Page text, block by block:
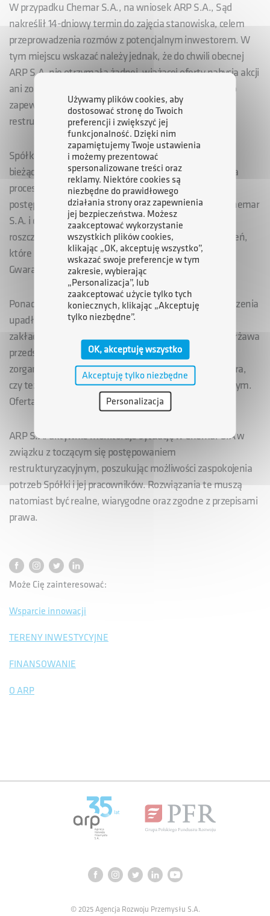
W przypadku Chemar S.A., na wniosek ARP S.A., Sąd
nakreślił 14-dniowy termin do zajęcia stanowiska, celem
przeprowadzenia rozmów z potencjalnym inwestorem. W
tym miejscu wskazać należy jednak, że do chwili obecnej
ARP S.A. nie otrzymała żadnej, wiążącej oferty nabycia akcji
ani zobowiązania żadnego potencjalnego inwestora do
zapewnienia spółce Chemar S.A. finansowania jej
restrukturyzacji.
Spółka sama nie posiada środków na pokrycie swojej
bieżącej działalności, niezbędnych dla przeprowadzenia
procesu restrukturyzacji. W tej sytuacji ewentualne
postępowanie sanacyjne mogłoby zubożyć majątek Chemar
S.A. i doprowadzić do braku możliwości zaspokojenia
roszczeń pracowniczych z tytułu zaległych wynagrodzeń,
które mają szansę być pokryte z Funduszu
Gwarantowanych Świadczeń Pracowniczych.
Ponadto należy pamiętać, że nawet w wariancie ogłoszenia
upadłości Spółki, nadal możliwe są różne scenariusze
zakładające jej dalsze funkcjonowanie, w tym np. dzierżawa
przedsiębiorstwa z prawem jego pierwokupu, przejęcie
zorganizowanej części przedsiębiorstwa przez inwestora,
czy też zawarcie układu w postępowaniu upadłościowym.
Oferta taka powinna zostać złożona do Syndyka.
ARP S.A. aktywnie monitoruje sytuację w Chemar S.A w
związku z toczącym się postępowaniem
restrukturyzacyjnym, poszukując możliwości zaspokojenia
potrzeb Spółki i jej pracowników. Rozwiązania te muszą
natomiast być realne, wiarygodne oraz zgodne z przepisami
prawa.
Może Cię zainteresować:
Wsparcie innowacji
TERENY INWESTYCYJNE
FINANSOWANIE
O ARP
© 2025 Agencja Rozwoju Przemysłu S.A.
Używamy plików cookies, aby
dostosować stronę do Twoich
preferencji i zwiększyć jej
funkcjonalność. Dzięki nim
zapamiętujemy Twoje ustawienia
i możemy prezentować
spersonalizowane treści oraz
reklamy. Niektóre cookies są
niezbędne do prawidłowego
działania strony oraz zapewnienia
jej bezpieczeństwa. Możesz
zaakceptować wykorzystanie
wszystkich plików cookies,
klikając „OK, akceptuję wszystko”,
wskazać swoje preferencje w tym
zakresie, wybierając
„Personalizacja”, lub
zaakceptować użycie tylko tych
koniecznych, klikając „Akceptuję
tylko niezbędne”.
OK, akceptuję wszystko
Akceptuję tylko niezbędne
Personalizacja